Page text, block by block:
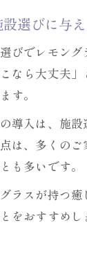
選びに与
びでレモン
なら大丈夫
す。
導入は、施
は、多くの
も多いです。
ラスが持つ
をおすすめし